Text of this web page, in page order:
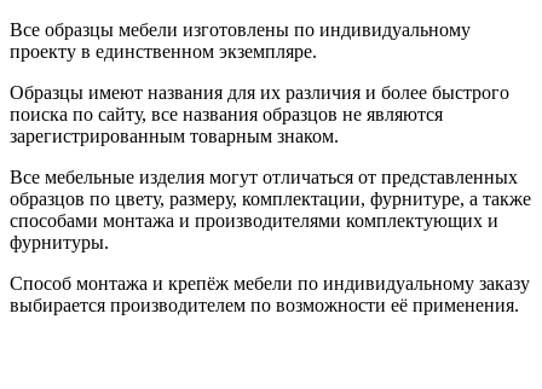
Все образцы мебели изготовлены по индивидуальному
проекту в единственном экземпляре.
Образцы имеют названия для их различия и более быстрого
поиска по сайту, все названия образцов не являются
зарегистрированным товарным знаком.
Все мебельные изделия могут отличаться от представленных
образцов по цвету, размеру, комплектации, фурнитуре, а также
способами монтажа и производителями комплектующих и
фурнитуры.
Способ монтажа и крепёж мебели по индивидуальному заказу
выбирается производителем по возможности её применения.